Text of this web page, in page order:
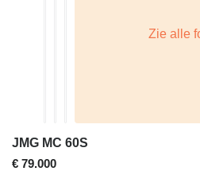
JMG MC 60S
€ 79.000